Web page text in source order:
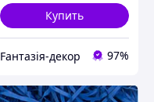
Купить
Fантазія-декор 97%